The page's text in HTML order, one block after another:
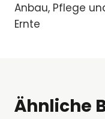
Anbau, Pflege
Ernte
Ähnliche